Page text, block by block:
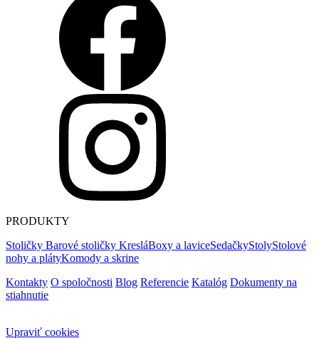
PRODUKTY
Stoličky Barové stoličky KresláBoxy a laviceSedačkyStolyStolové
nohy a plátyKomody a skrine
Kontakty O spoločnosti Blog Referencie Katalóg Dokumenty na
stiahnutie
Upraviť cookies